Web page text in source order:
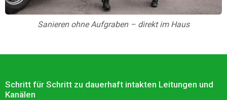
Sanieren ohne Aufgraben – direkt im Haus
Schritt für Schritt zu dauerhaft intakten Leitungen und
Kanälen